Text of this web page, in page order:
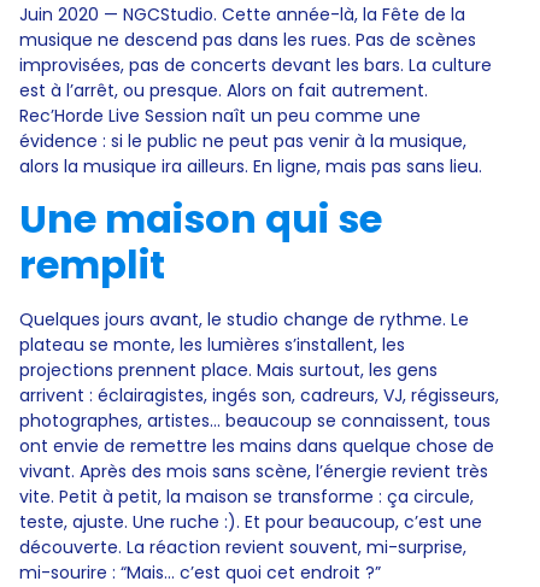
Juin 2020 — NGCStudio. Cette année-là, la Fête de la
musique ne descend pas dans les rues. Pas de scènes
improvisées, pas de concerts devant les bars. La culture
est à l’arrêt, ou presque. Alors on fait autrement.
Rec’Horde Live Session naît un peu comme une
évidence : si le public ne peut pas venir à la musique,
alors la musique ira ailleurs. En ligne, mais pas sans lieu.
Une maison qui se
remplit
Quelques jours avant, le studio change de rythme. Le
plateau se monte, les lumières s’installent, les
projections prennent place. Mais surtout, les gens
arrivent : éclairagistes, ingés son, cadreurs, VJ, régisseurs,
photographes, artistes… beaucoup se connaissent, tous
ont envie de remettre les mains dans quelque chose de
vivant. Après des mois sans scène, l’énergie revient très
vite. Petit à petit, la maison se transforme : ça circule,
teste, ajuste. Une ruche :). Et pour beaucoup, c’est une
découverte. La réaction revient souvent, mi-surprise,
mi-sourire : “Mais… c’est quoi cet endroit ?”